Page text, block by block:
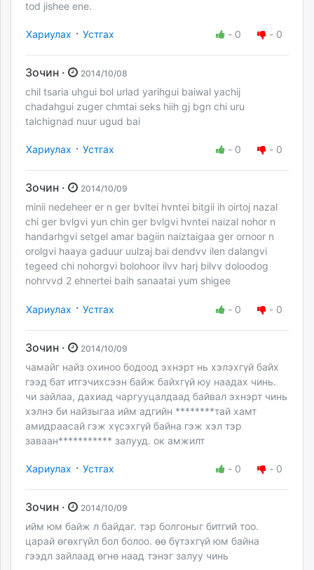
tod jishee ene.
Хариулах · Устгах - 0 - 0
Зочин · 2014/10/08
chil tsaria uhgui bol urlad yarihgui baiwal yachij
chadahgui zuger chmtai seks hiih gj bgn chi uru
talchignad nuur ugud bai
Хариулах · Устгах - 0 - 0
Зочин · 2014/10/09
minii nedeheer er n ger bvltei hvntei bitgii ih oirtoj nazal
chi ger bvlgvi yun chin ger bvlgvi hvntei naizal nohor n
handarhgvi setgel amar bagiin naiztaigaa ger ornoor n
orolgvi haaya gaduur uulzaj bai dendvv ilen dalangvi
tegeed chi nohorgvi bolohoor ilvv harj bilvv doloodog
nohrvvd 2 ehnertei baih sanaatai yum shigee
Хариулах · Устгах - 0 - 0
Зочин · 2014/10/09
чамайг найз охиноо бодоод эхнэрт нь хэлэхгүй байх
гээд бат итгэчихсээн байж байхгүй юу наадах чинь.
чи зайлаа, дахиад чаргууцалдаад байвал эхнэрт чинь
хэлнэ би найзыгаа ийм адгийн ********тай хамт
амидраасай гэж хүсэхгүй байна гэж хэл тэр
заваан*********** залууд. ок амжилт
Хариулах · Устгах - 0 - 0
Зочин · 2014/10/09
ийм юм байж л байдаг. тэр болгоныг битгий тоо.
царай өгөхгүйл бол болоо. өө бүтэхгүй юм байна
гээдл зайлаад өгнө наад тэнэг залуу чинь